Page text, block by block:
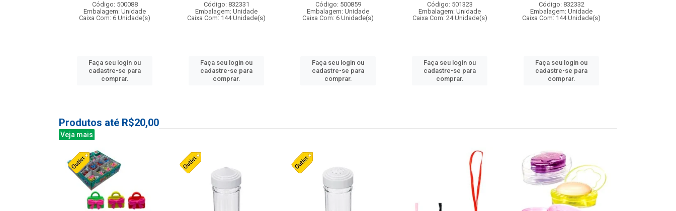
Código: 500088
Embalagem: Unidade
Caixa Com: 6 Unidade(s)
Faça seu login ou
cadastre-se para
comprar.
Código: 832331
Embalagem: Unidade
Caixa Com: 144 Unidade(s)
Faça seu login ou
cadastre-se para
comprar.
Código: 500859
Embalagem: Unidade
Caixa Com: 6 Unidade(s)
Faça seu login ou
cadastre-se para
comprar.
Código: 501323
Embalagem: Unidade
Caixa Com: 24 Unidade(s)
Faça seu login ou
cadastre-se para
comprar.
Código: 832332
Embalagem: Unidade
Caixa Com: 144 Unidade(s)
Faça seu login ou
cadastre-se para
comprar.
Produtos até R$20,00
Veja mais